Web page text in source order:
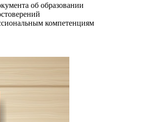
об образовании
компетенциям